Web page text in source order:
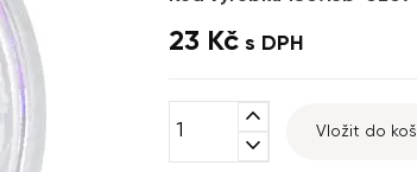
23 Kč s DPH
expand_less
expand_more
Vložit do